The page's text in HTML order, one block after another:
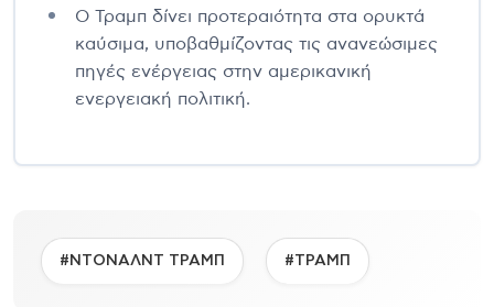
Ο Τραμπ δίνει προτεραιότητα στα ορυκτά
καύσιμα, υποβαθμίζοντας τις ανανεώσιμες
πηγές ενέργειας στην αμερικανική
ενεργειακή πολιτική.
#ΝΤΟΝΑΛΝΤ ΤΡΑΜΠ #ΤΡΑΜΠ